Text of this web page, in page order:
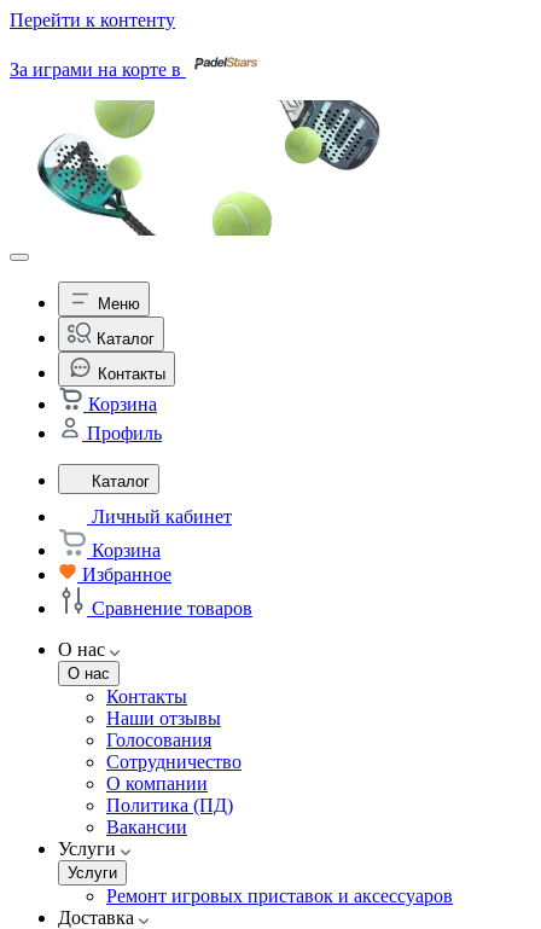
Перейти к контенту
За играми на корте в
Меню
Каталог
Контакты
Корзина
Профиль
Каталог
Личный кабинет
Корзина
Избранное
Сравнение товаров
О нас
О нас
Контакты
Наши отзывы
Голосования
Сотрудничество
О компании
Политика (ПД)
Вакансии
Услуги
Услуги
Ремонт игровых приставок и аксессуаров
Доставка